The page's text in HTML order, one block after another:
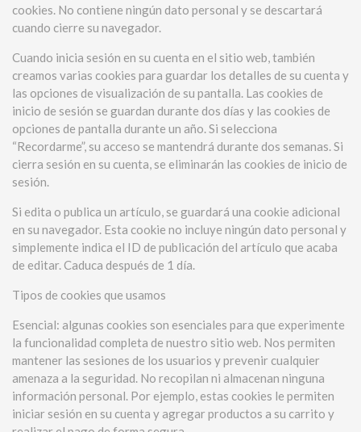
cookies. No contiene ningún dato personal y se descartará
cuando cierre su navegador.
Cuando inicia sesión en su cuenta en el sitio web, también
creamos varias cookies para guardar los detalles de su cuenta y
las opciones de visualización de su pantalla. Las cookies de
inicio de sesión se guardan durante dos días y las cookies de
opciones de pantalla durante un año. Si selecciona
“Recordarme”, su acceso se mantendrá durante dos semanas. Si
cierra sesión en su cuenta, se eliminarán las cookies de inicio de
sesión.
Si edita o publica un artículo, se guardará una cookie adicional
en su navegador. Esta cookie no incluye ningún dato personal y
simplemente indica el ID de publicación del artículo que acaba
de editar. Caduca después de 1 día.
Tipos de cookies que usamos
Esencial: algunas cookies son esenciales para que experimente
la funcionalidad completa de nuestro sitio web. Nos permiten
mantener las sesiones de los usuarios y prevenir cualquier
amenaza a la seguridad. No recopilan ni almacenan ninguna
información personal. Por ejemplo, estas cookies le permiten
iniciar sesión en su cuenta y agregar productos a su carrito y